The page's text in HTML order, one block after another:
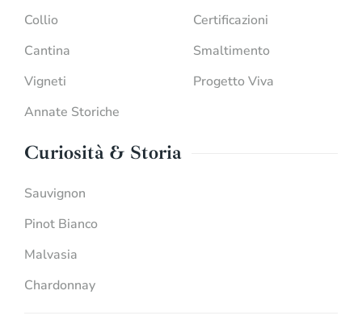
Collio
Cantina
Vigneti
Annate Storiche
Certificazioni
Smaltimento
Progetto Viva
Curiosità & Storia
Sauvignon
Pinot Bianco
Malvasia
Chardonnay